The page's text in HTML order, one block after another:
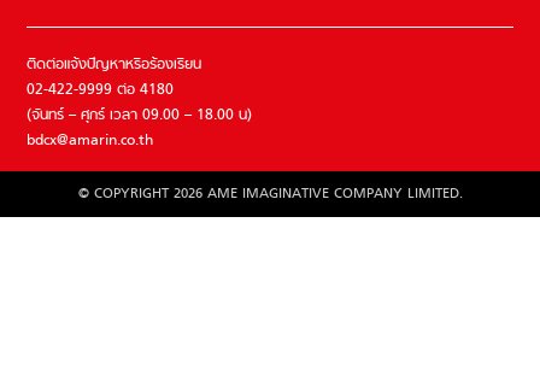
ติดต่อแจ้งปัญหาหรือร้องเรียน
02-422-9999 ต่อ 4180
(จันทร์ – ศุกร์ เวลา 09.00 – 18.00 น)
bdcx@amarin.co.th
© COPYRIGHT 2026 AME IMAGINATIVE COMPANY LIMITED.